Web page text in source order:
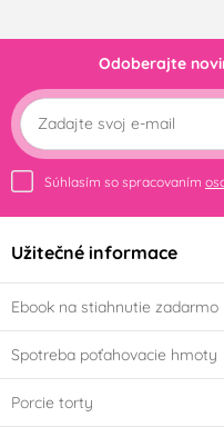
Odoberajte
Súhlasím so spracovaním
Užitečné informace
Ebook na stiahnutie zadarmo
Spotreba poťahovacie hmoty
Porcie torty